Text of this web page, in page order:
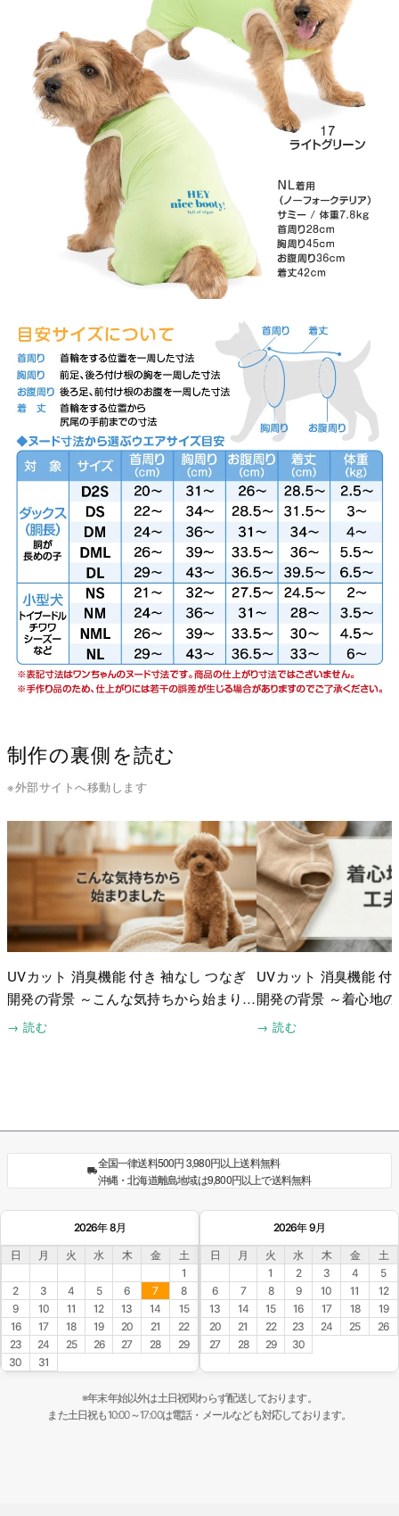
制作の裏側を読む
※外部サイトへ移動します
UVカット 消臭機能 付き 袖なし つなぎ
開発の背景 ～こんな気持ちから始まりま
した～
→ 読む
UVカット 消臭機能 付
開発の背景 ～着心地
と～
→ 読む
全国一律送料500円 3,980円以上送料無料
沖縄・北海道離島地域は9,800円以上で送料無料
2026年 8月
日 月 火 水 木 金
土
1
2
3 4 5 6 7
8
9
10 11 12 13 14
15
16
17 18 19 20 21
22
23
24 25 26 27 28
29
30
31
2026年 9月
日 月 火 水 木 金
土
1
2 3 4
5
6
7 8 9 10 11
12
13
14 15 16 17 18
19
20
21 22 23 24 25
26
27
28 29 30
※年末年始以外は土日祝関わらず配送しております。
また土日祝も10:00～17:00は電話・メールなども対応しております。